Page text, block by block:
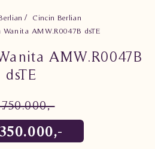
Cincin Berlian
Wanita AMW.R0047B dsTE
AMW.R0047B
dsTE